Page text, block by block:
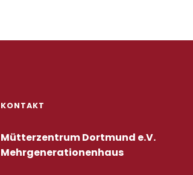
KONTAKT
Mütterzentrum Dortmund e.V.
Mehrgenerationenhaus